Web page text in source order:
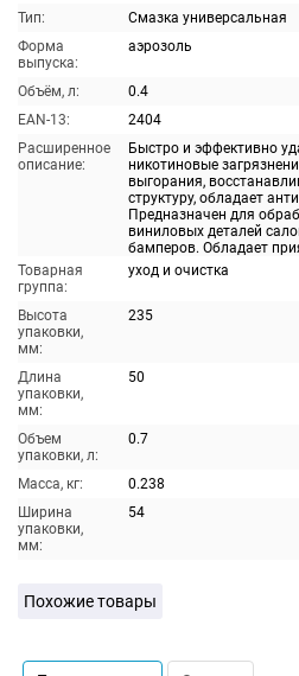
Тип:
Смазка универсальная
Форма
выпуска:
аэрозоль
Объём, л:
0.4
EAN-13:
2404
Расширенное
описание:
Быстро и эффективно
никотиновые
выгорания,
структуру, обладает
Предназначен для
виниловых деталей
бамперов. Обладает
Товарная
группа:
уход и очистка
Высота
упаковки,
мм:
235
Длина
упаковки,
мм:
50
Объем
упаковки, л:
0.7
Масса, кг:
0.238
Ширина
упаковки,
мм:
54
Похожие товары